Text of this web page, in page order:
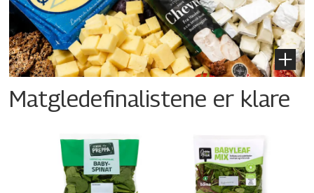
Matgledefinalistene er klare